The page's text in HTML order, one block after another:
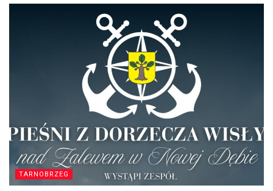
TARNOBRZEG